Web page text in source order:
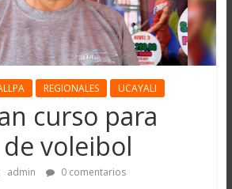
REGIONALES UCAYALI
curso para
voleibol
admin 0 comentarios